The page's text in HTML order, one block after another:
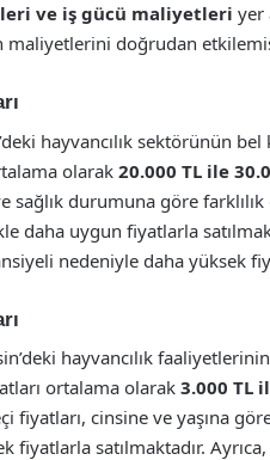
ve iş gücü maliyetleri yer
maliyetlerini doğrudan
hayvancılık sektörünün
olarak 20.000 TL ile
sağlık durumuna göre
daha uygun fiyatlarla
nedeniyle daha yüksek
hayvancılık
ortalama olarak 3.000 TL
fiyatları, cinsine ve yaşına
fiyatlarla satılmaktadır. Ayrıca,